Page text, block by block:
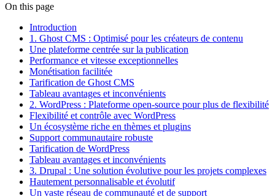
On this page
Introduction
1. Ghost CMS : Optimisé pour les créateurs de contenu
Une plateforme centrée sur la publication
Performance et vitesse exceptionnelles
Monétisation facilitée
Tarification de Ghost CMS
Tableau avantages et inconvénients
2. WordPress : Plateforme open-source pour plus de flexibilité
Flexibilité et contrôle avec WordPress
Un écosystème riche en thèmes et plugins
Support communautaire robuste
Tarification de WordPress
Tableau avantages et inconvénients
3. Drupal : Une solution évolutive pour les projets complexes
Hautement personnalisable et évolutif
Un vaste réseau de communauté et de support